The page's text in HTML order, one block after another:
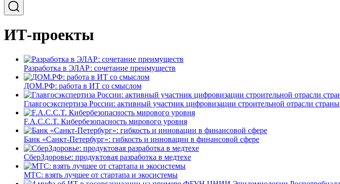
ИТ-проекты
Разработка в ЭЛАР: сочетание преимуществ
ДОМ.РФ: работа в ИТ со смыслом
Главгосэкспертиза России: активный участник цифровизации строительной отрасли страны
F.A.C.C.T. Кибербезопасность мирового уровня
Банк «Санкт-Петербург»: гибкость и инновации в финансовой сфере
СберЗдоровье: продуктовая разработка в медтехе
МТС: взять лучшее от стартапа и экосистемы